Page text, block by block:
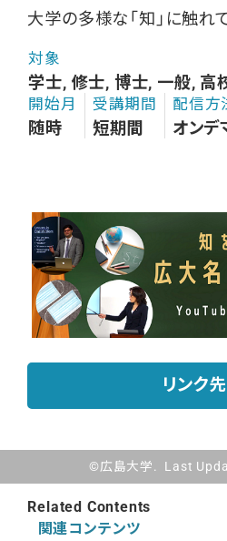
大学の多様な「知」に触れ
対象
学士, 修士, 博士, 一般, 高
開始月
随時
受講期間
短期間
配信方
オンデ
リンク
©広島大学. Last
Related Contents
関連コンテンツ